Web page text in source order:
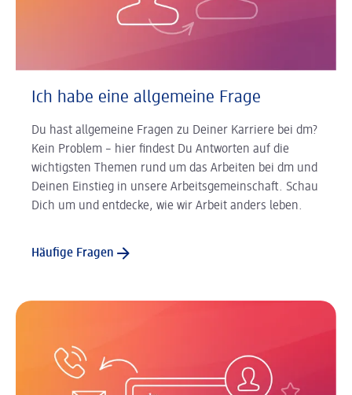
Ich habe eine allgemeine Frage
Du hast allgemeine Fragen zu Deiner Karriere bei dm?
Kein Problem – hier findest Du Antworten auf die
wichtigsten Themen rund um das Arbeiten bei dm und
Deinen Einstieg in unsere Arbeitsgemeinschaft. Schau
Dich um und entdecke, wie wir Arbeit anders leben.
Häufige Fragen